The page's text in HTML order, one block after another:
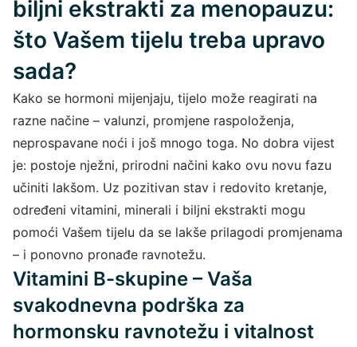
biljni ekstrakti za menopauzu:
što Vašem tijelu treba upravo
sada?
Kako se hormoni mijenjaju, tijelo može reagirati na
razne načine – valunzi, promjene raspoloženja,
neprospavane noći i još mnogo toga. No dobra vijest
je: postoje nježni, prirodni načini kako ovu novu fazu
učiniti lakšom. Uz pozitivan stav i redovito kretanje,
određeni vitamini, minerali i biljni ekstrakti mogu
pomoći Vašem tijelu da se lakše prilagodi promjenama
– i ponovno pronađe ravnotežu.
Vitamini B-skupine – Vaša
svakodnevna podrška za
hormonsku ravnotežu i vitalnost